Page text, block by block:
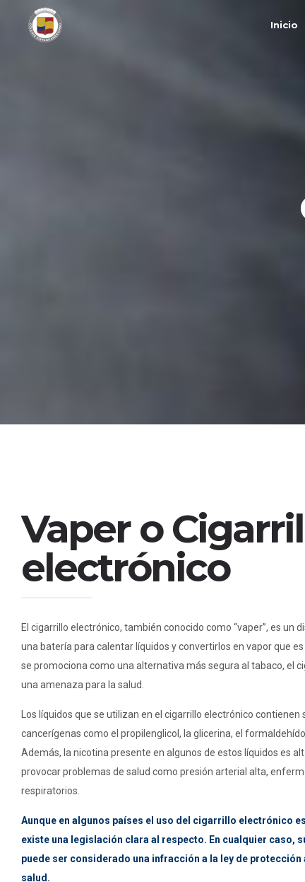
Inicio
Vaper o
electrónico
El cigarrillo electrónico, también conocido como “vaper”, es un
una batería para calentar líquidos y convertirlos en vapor que
se promociona como una alternativa más segura al tabaco, el
una amenaza para la salud.
Los líquidos que se utilizan en el cigarrillo electrónico
cancerígenas como el propilenglicol, la glicerina, el
Además, la nicotina presente en algunos de estos líquidos es
provocar problemas de salud como presión arterial alta,
respiratorios.
Aunque en algunos países el uso del cigarrillo electrónico
existe una legislación clara al respecto. En cualquier caso,
puede ser considerado una infracción a la ley de protección
salud.